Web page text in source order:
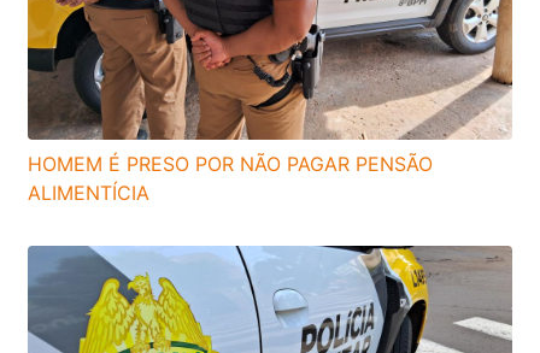
HOMEM É PRESO POR NÃO PAGAR PENSÃO
ALIMENTÍCIA